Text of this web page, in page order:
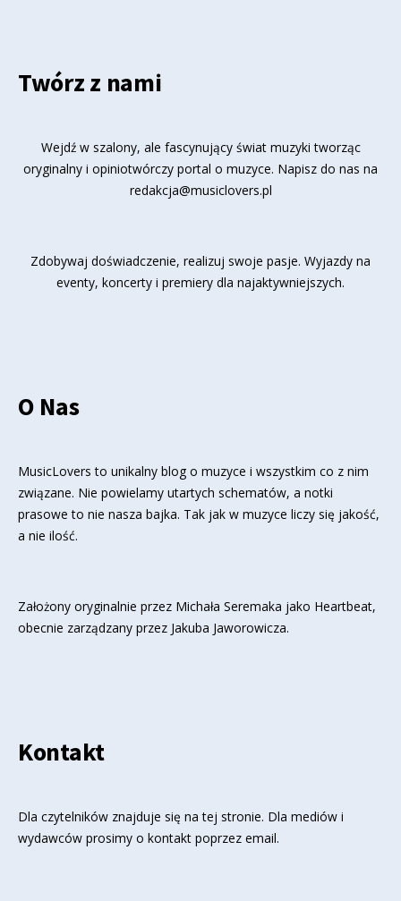
Twórz z nami
Wejdź w szalony, ale fascynujący świat muzyki tworząc
oryginalny i opiniotwórczy portal o muzyce. Napisz do nas na
redakcja@musiclovers.pl
Zdobywaj doświadczenie, realizuj swoje pasje. Wyjazdy na
eventy, koncerty i premiery dla najaktywniejszych.
O Nas
MusicLovers to unikalny blog o muzyce i wszystkim co z nim
związane. Nie powielamy utartych schematów, a notki
prasowe to nie nasza bajka. Tak jak w muzyce liczy się jakość,
a nie ilość.
Założony oryginalnie przez Michała Seremaka jako Heartbeat,
obecnie zarządzany przez Jakuba Jaworowicza.
Kontakt
Dla czytelników znajduje się na tej stronie. Dla mediów i
wydawców prosimy o kontakt poprzez email.